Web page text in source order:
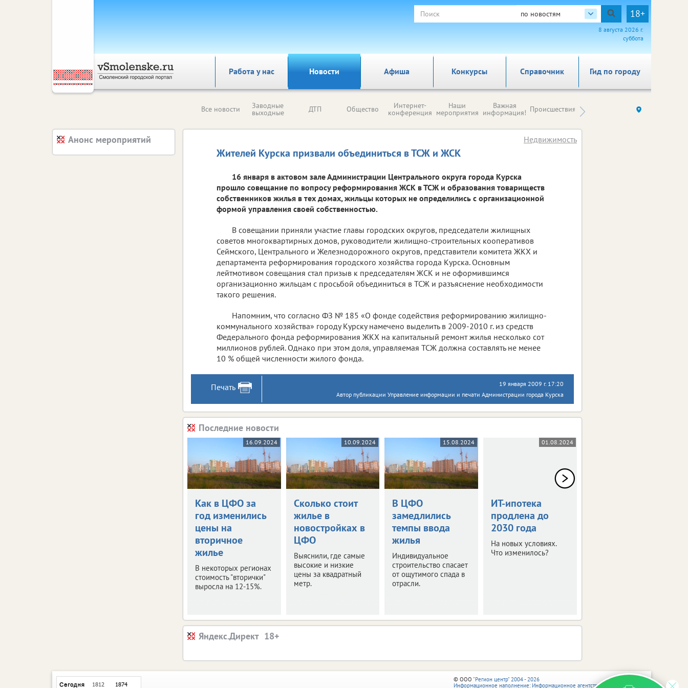
по новостям 18+
8 августа 2026 г.
суббота
Работа у нас Новости Афиша Справочник Гид по городу
Конкурсы
Все новости Заводные
выходные ДТП Общество Интернет-
конференция
Наши
мероприятия
Важная
информация! Происшествия Здоровье компаний (на
Жителей Курска призвали объединиться в ТСЖ и ЖСК
Недвижимость
16 января в актовом зале Администрации Центрального округа города Курска
прошло совещание по вопросу реформирования ЖСК в ТСЖ и образования товариществ
собственников жилья в тех домах, жильцы которых не определились с организационной
формой управления своей собственностью.
В совещании приняли участие главы городских округов, председатели жилищных
советов многоквартирных домов, руководители жилищно-строительных кооперативов
Сеймского, Центрального и Железнодорожного округов, представители комитета ЖКХ и
департамента реформирования городского хозяйства города Курска. Основным
лейтмотивом совещания стал призыв к председателям ЖСК и не оформившимся
организационно жильцам с просьбой объединиться в ТСЖ и разъяснение необходимости
такого решения.
Напомним, что согласно ФЗ № 185 «О фонде содействия реформированию жилищно-
коммунального хозяйства» городу Курску намечено выделить в 2009-2010 г. из средств
Федерального фонда реформирования ЖКХ на капитальный ремонт жилья несколько сот
миллионов рублей. Однако при этом доля, управляемая ТСЖ должна составлять не менее
10 % общей численности жилого фонда.
Печать
19 января 2009 г. 17:20
Автор публикации Управление информации и печати Администрации города Курска
Последние новости
16.09.2024
Как в ЦФО за
год изменились
цены на
вторичное
жилье
В некоторых регионах
стоимость "вторички"
выросла на 12-15%.
10.09.2024
Сколько стоит
жилье в
новостройках в
ЦФО
Выяснили, где самые
высокие и низкие
цены за квадратный
метр.
15.08.2024
В ЦФО
замедлились
темпы ввода
жилья
Индивидуальное
строительство спасает
от ощутимого спада в
отрасли.
01.08.2024
ИТ-ипотека
продлена до
2030 года
На новых условиях.
Что изменилось?
Яндекс.Директ
Анонс мероприятий
© ООО "Регион центр" 2004 - 2026
Информационное наполнение: Информационное агентство vRossii.ru